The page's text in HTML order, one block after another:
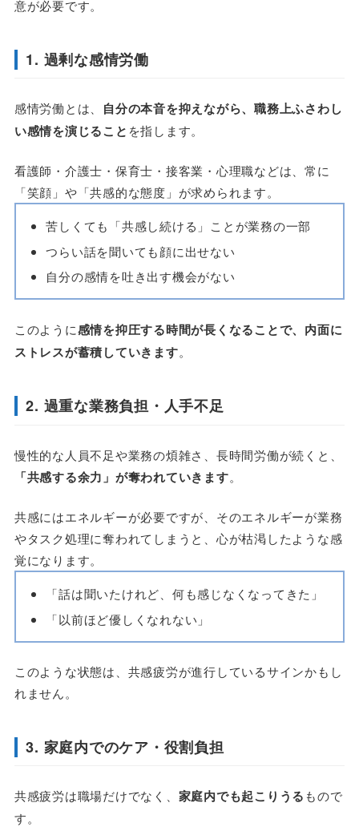
意が必要です。
1. 過剰な感情労働
感情労働とは、 自分の本音を抑えながら、職務上ふさわし
い感情を演じること を指します。
看護師・介護士・保育士・接客業・心理職などは、常に
「笑顔」や「共感的な態度」が求められます。
苦しくても「共感し続ける」ことが業務の一部
つらい話を聞いても顔に出せない
自分の感情を吐き出す機会がない
このように感情を抑圧する時間が長くなることで、内面に
ストレスが蓄積していきます。
2. 過重な業務負担・人手不足
慢性的な人員不足や業務の煩雑さ、長時間労働が続くと、
「共感する余力」が奪われていきます。
共感にはエネルギーが必要ですが、そのエネルギーが業務
やタスク処理に奪われてしまうと、心が枯渇したような感
覚になります。
「話は聞いたけれど、何も感じなくなってきた」
「以前ほど優しくなれない」
このような状態は、共感疲労が進行しているサインかもし
れません。
3. 家庭内でのケア・役割負担
共感疲労は職場だけでなく、 家庭内でも起こりうる もので
す。